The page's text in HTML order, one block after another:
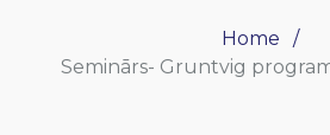
Home
Seminārs- Gruntvig